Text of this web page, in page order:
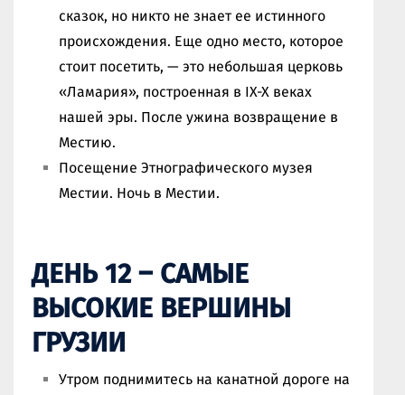
сказок, но никто не знает ее истинного
происхождения. Еще одно место, которое
стоит посетить, — это небольшая церковь
«Ламария», построенная в IX-X веках
нашей эры. После ужина возвращение в
Местию.
Посещение Этнографического музея
Местии. Ночь в Местии.
ДЕНЬ 12 – САМЫЕ
ВЫСОКИЕ ВЕРШИНЫ
ГРУЗИИ
Утром поднимитесь на канатной дороге на